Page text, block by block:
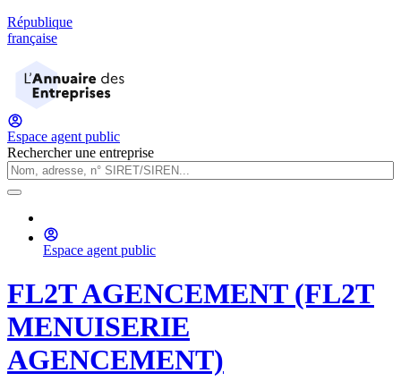
République
française
Espace agent public
Rechercher une entreprise
Espace agent public
FL2T AGENCEMENT (FL2T
MENUISERIE
AGENCEMENT)